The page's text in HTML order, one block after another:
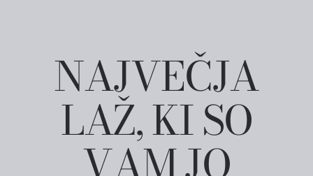
NAJVEČJA
LAŽ, KI SO